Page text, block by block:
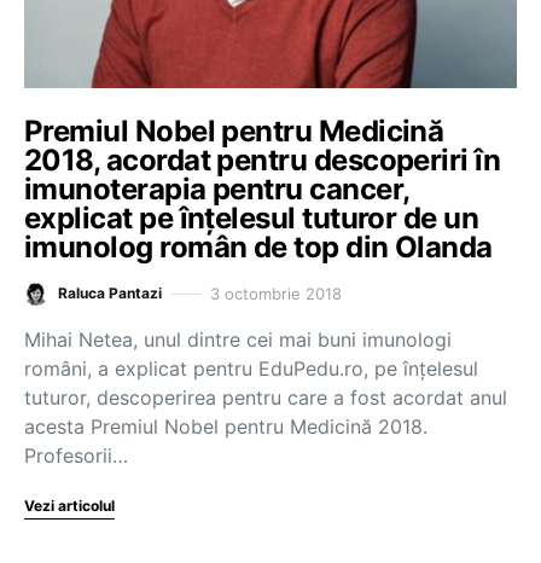
Premiul Nobel pentru Medicină
2018, acordat pentru descoperiri în
imunoterapia pentru cancer,
explicat pe înțelesul tuturor de un
imunolog român de top din Olanda
Raluca Pantazi 3 octombrie 2018
Mihai Netea, unul dintre cei mai buni imunologi
români, a explicat pentru EduPedu.ro, pe înțelesul
tuturor, descoperirea pentru care a fost acordat anul
acesta Premiul Nobel pentru Medicină 2018.
Profesorii…
Vezi articolul